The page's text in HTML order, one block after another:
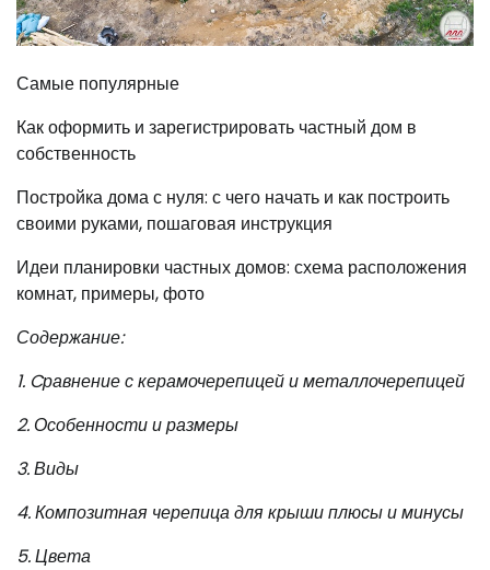
Самые популярные
Как оформить и зарегистрировать частный дом в
собственность
Постройка дома с нуля: с чего начать и как построить
своими руками, пошаговая инструкция
Идеи планировки частных домов: схема расположения
комнат, примеры, фото
Содержание:
1. Cравнение с керамочерепицей и металлочерепицей
2. Особенности и размеры
3. Виды
4. Композитная черепица для крыши плюсы и минусы
5. Цвета